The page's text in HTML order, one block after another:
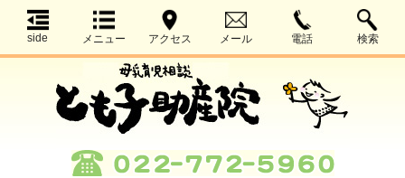
side メニュー アクセス メール 電話 検索